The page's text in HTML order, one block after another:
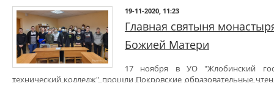
19-11-2020, 11:23
Главная святыня
Божией Матери
17 ноября в УО "Жлобинский
технический колледж" прошли Покровские образовательные